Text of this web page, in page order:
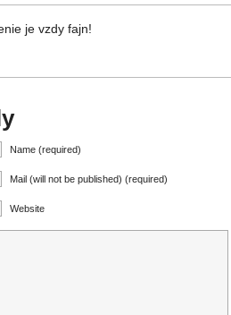
je vzdy fajn!
Name (required)
Mail (will not be published) (required)
Website